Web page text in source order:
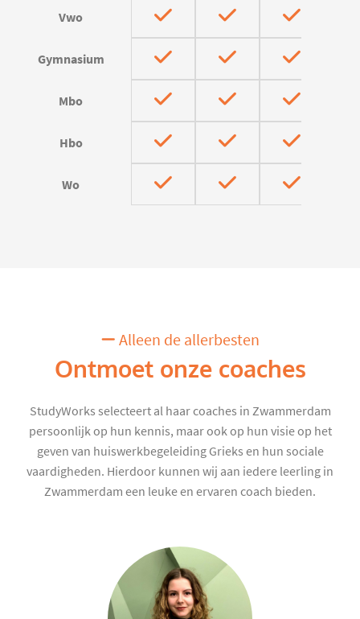
Vwo
Gymnasium
Mbo
Hbo
Wo
Alleen de allerbesten
Ontmoet onze coaches
StudyWorks selecteert al haar coaches in Zwammerdam
persoonlijk op hun kennis, maar ook op hun visie op het
geven van huiswerkbegeleiding Grieks en hun sociale
vaardigheden. Hierdoor kunnen wij aan iedere leerling in
Zwammerdam een leuke en ervaren coach bieden.